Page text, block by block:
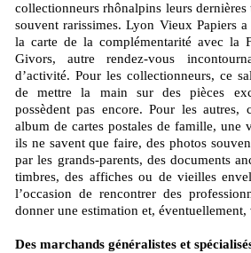
collectionneurs rhônalpins leurs dernières
souvent rarissimes. Lyon Vieux Papiers
la carte de la complémentarité avec la
Givors, autre rendez-vous
d’activité. Pour les collectionneurs, ce
de mettre la main sur des pièces
possèdent pas encore. Pour les autres,
album de cartes postales de famille, une
ils ne savent que faire, des photos
par les grands-parents, des documents
timbres, des affiches ou de vieilles
l’occasion de rencontrer des
donner une estimation et,
Des marchands généralistes et